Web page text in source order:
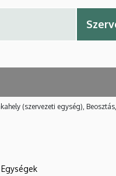
(szervezeti egység),